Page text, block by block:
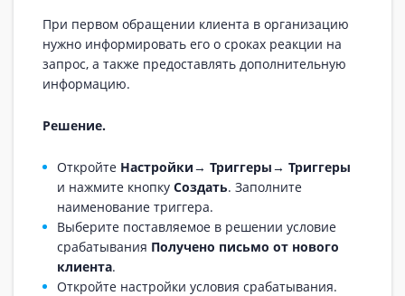
При первом обращении клиента в организацию
нужно информировать его о сроках реакции на
запрос, а также предоставлять дополнительную
информацию.
Решение.
Откройте Настройки→ Триггеры→ Триггеры
и нажмите кнопку Создать. Заполните
наименование триггера.
Выберите поставляемое в решении условие
срабатывания Получено письмо от нового
клиента.
Откройте настройки условия срабатывания.